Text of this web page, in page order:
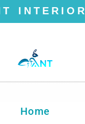
INTERIOR
Home